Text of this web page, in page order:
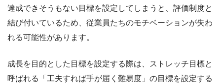
達成できそうもない目標を設定してしまうと、評価制度と
結び付いているため、従業員たちのモチベーションが失わ
れる可能性があります。
成長を目的とした目標を設定する際は、ストレッチ目標と
呼ばれる「工夫すれば手が届く難易度」の目標を設定する